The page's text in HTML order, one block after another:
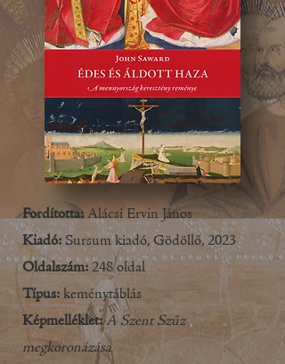
Fordította:Alácsi Ervin János
Kiadó: Sursum kiadó, Gödöllő, 2023
Oldalszám: 248 oldal
Típus: keménytáblás
Képmelléklet:A Szent Szűz
megkoronázása